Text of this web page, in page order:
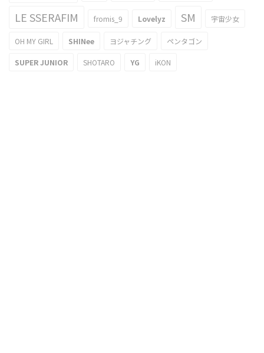
LE SSERAFIM fromis_9 Lovelyz SM 宇宙少女
OH MY GIRL SHINee ヨジャチング ペンタゴン
SUPER JUNIOR SHOTARO YG iKON